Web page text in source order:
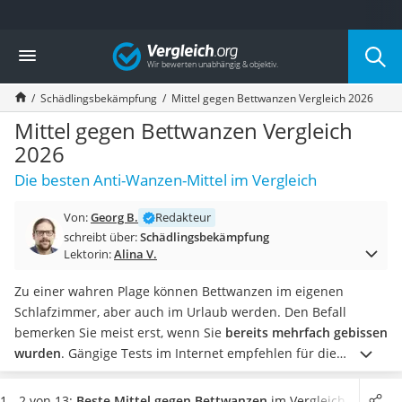
Die beliebtesten Vergleiche nach Kategorie
Baumarkt
Tresor feuerfest
Makita-Akku-Rasenmäher
Kappsäge
Smartes Türschloss
Akku-Rasentrimmer
Feuchtigkeitsmessgerät
Split-Klimaanlage 2 Innengeräte
Pelletofen
Bohrmaschine
Tiefbrunnenpumpe
Fliesenschneider
Hochdruckreiniger
Doppelschleifer
Überwachungskamera
Benzinrasenmäher mit Elektrostart
Vergleich
Schädlingsbekämpfung Mittel gegen Bettwanzen Vergleich 2026
Mittel gegen Bettwanzen Vergleich
2026
Die besten Anti-Wanzen-Mittel im Vergleich
Von:Georg B.
Redakteur
schreibt über:Schädlingsbekämpfung
Lektorin:Alina V.
Zu einer wahren Plage können Bettwanzen im eigenen
Schlafzimmer, aber auch im Urlaub werden. Den Befall
bemerken Sie meist erst, wenn Sie bereits mehrfach gebissen
wurden. Gängige Tests im Internet empfehlen für die
Bekämpfung von Bettwanzen entweder eineBettwanzenfalle
oder ein Bettwanzenspray. Wählen Sie jetzt aus unserer